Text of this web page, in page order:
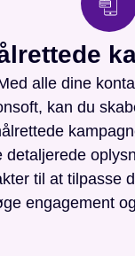
alle dine
kan du
detaljerede
til at tilpasse
engagement